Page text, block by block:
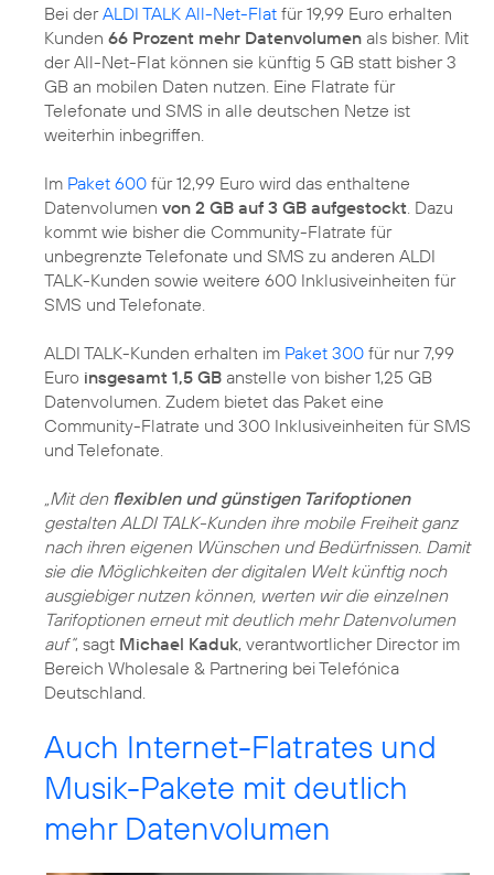
Bei derALDI TALK All-Net-Flat für 19,99 Euro erhalten
Kunden 66 Prozent mehr Datenvolumen als bisher. Mit
der All-Net-Flat können sie künftig 5 GB statt bisher 3
GB an mobilen Daten nutzen. Eine Flatrate für
Telefonate und SMS in alle deutschen Netze ist
weiterhin inbegriffen.
Im Paket 600 für 12,99 Euro wird das enthaltene
Datenvolumen von 2 GB auf 3 GB aufgestockt . Dazu
kommt wie bisher die Community-Flatrate für
unbegrenzte Telefonate und SMS zu anderen ALDI
TALK-Kunden sowie weitere 600 Inklusiveinheiten für
SMS und Telefonate.
ALDI TALK-Kunden erhalten im Paket 300 für nur 7,99
Euro insgesamt 1,5 GB anstelle von bisher 1,25 GB
Datenvolumen. Zudem bietet das Paket eine
Community-Flatrate und 300 Inklusiveinheiten für SMS
und Telefonate.
„Mit den flexiblen und günstigen Tarifoptionen
gestalten ALDI TALK-Kunden ihre mobile Freiheit ganz
nach ihren eigenen Wünschen und Bedürfnissen. Damit
sie die Möglichkeiten der digitalen Welt künftig noch
ausgiebiger nutzen können, werten wir die einzelnen
Tarifoptionen erneut mit deutlich mehr Datenvolumen
auf“, sagt Michael Kaduk, verantwortlicher Director im
Bereich Wholesale & Partnering bei Telefónica
Deutschland.
Auch Internet-Flatrates und
Musik-Pakete mit deutlich
mehr Datenvolumen